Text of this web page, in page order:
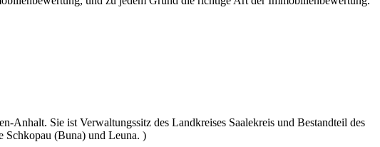
Anhalt. Sie ist Verwaltungssitz des Landkreises Saalekreis und Bestandteil des
Schkopau (Buna) und Leuna. )